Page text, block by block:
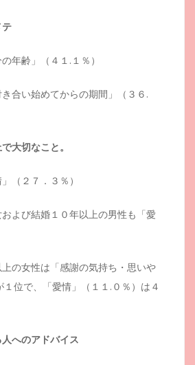
年齢」（４１.１％）
合い始めてからの期間」（３６.
大切なこと。
（２７．３％）
よび結婚１０年以上の男性も「愛
の女性は「感謝の気持ち・思いや
１位で、「愛情」（１１.０％）は４
へのアドバイス